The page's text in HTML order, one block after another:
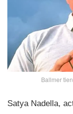
Ballmer
Satya Nadella,